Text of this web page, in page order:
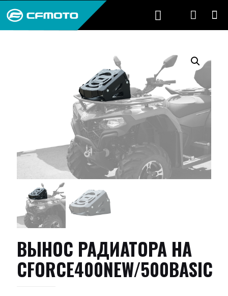
ВЫНОС РАДИАТОРА НА
CFORCE400NEW/500BASIC